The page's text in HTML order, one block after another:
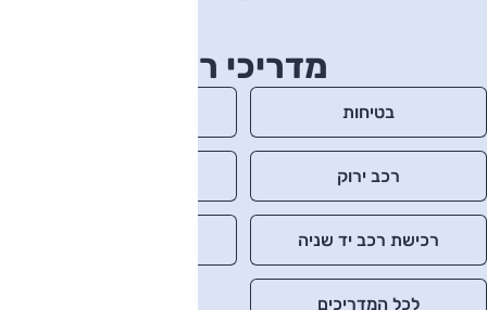
מדריכי רכב
בטיחות
רכב ירוק
רכישת רכב יד שניה
לכל המדריכים